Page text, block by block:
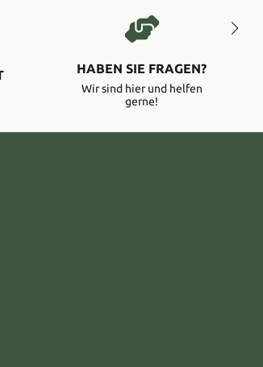
HABEN SIE FRAGEN?
Wir sind hier und helfen
gerne!